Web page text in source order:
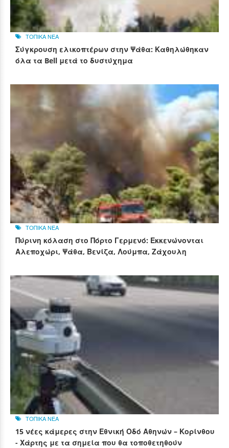
ΤΟΠΙΚΑ ΝΕΑ
Σύγκρουση ελικοπτέρων στην Ψάθα: Καθηλώθηκαν
όλα τα Bell μετά το δυστύχημα
ΤΟΠΙΚΑ ΝΕΑ
Πύρινη κόλαση στο Πόρτο Γερμενό: Εκκενώνονται
Αλεποχώρι, Ψάθα, Βενίζα, Λούμπα, Ζάχουλη
ΤΟΠΙΚΑ ΝΕΑ
15 νέες κάμερες στην Εθνική Οδό Αθηνών – Κορίνθου
- Χάρτης με τα σημεία που θα τοποθετηθούν